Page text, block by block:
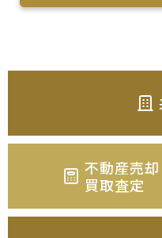
不動産売却
買取査定